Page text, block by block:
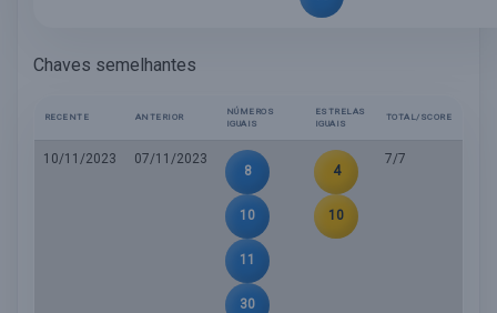
Chaves semelhantes
RECENTE ANTERIOR
NÚMEROS
IGUAIS
ESTRELAS
IGUAIS
TOTAL/SCORE
10/11/2023
07/11/2023
8
10
11
30
4
10
7/7